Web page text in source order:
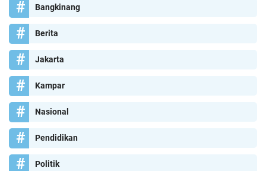
Bangkinang
Berita
Jakarta
Kampar
Nasional
Pendidikan
Politik